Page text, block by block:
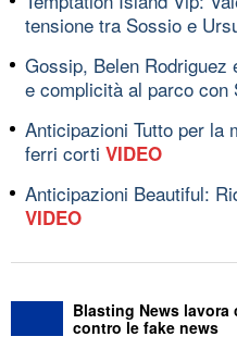
tensione tra Sossio e
Gossip, Belen
e complicità al parco con
Anticipazioni Tutto per la
ferri corti VIDEO
Anticipazioni Beautiful:
VIDEO
Blasting News lavora
contro le fake news